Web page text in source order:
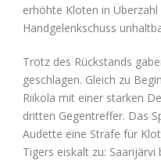
erhöhte Kloten in
Handgelenkschuss
Trotz des Rückstands
geschlagen. Gleich zu
Riikola mit einer starken
dritten Gegentreffer. Das
Audette eine Strafe für
Tigers eiskalt zu: